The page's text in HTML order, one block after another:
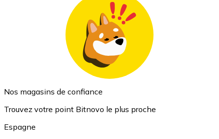
Nos magasins de confiance
Trouvez votre point Bitnovo le plus proche
Espagne